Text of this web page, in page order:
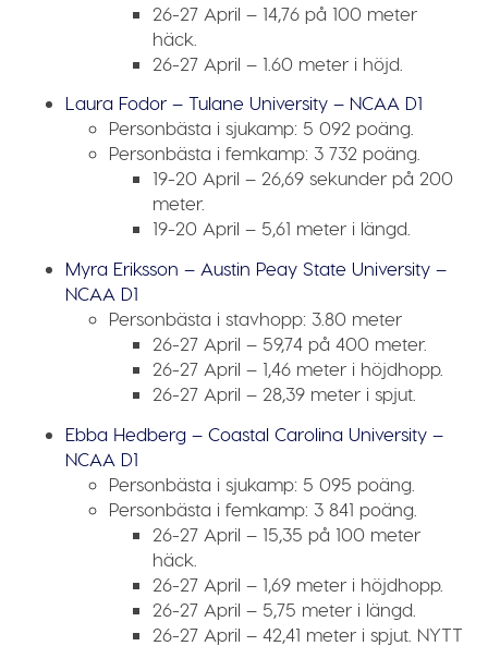
26-27 April – 14,76 på 100 meter
häck.
26-27 April – 1.60 meter i höjd.
Laura Fodor – Tulane University – NCAA D1
Personbästa i sjukamp: 5 092 poäng.
Personbästa i femkamp: 3 732 poäng.
19-20 April – 26,69 sekunder på 200
meter.
19-20 April – 5,61 meter i längd.
Myra Eriksson – Austin Peay State University –
NCAA D1
Personbästa i stavhopp: 3.80 meter
26-27 April – 59,74 på 400 meter.
26-27 April – 1,46 meter i höjdhopp.
26-27 April – 28,39 meter i spjut.
Ebba Hedberg – Coastal Carolina University –
NCAA D1
Personbästa i sjukamp: 5 095 poäng.
Personbästa i femkamp: 3 841 poäng.
26-27 April – 15,35 på 100 meter
häck.
26-27 April – 1,69 meter i höjdhopp.
26-27 April – 5,75 meter i längd.
26-27 April – 42,41 meter i spjut. NYTT